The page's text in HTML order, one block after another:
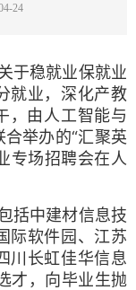
24
于稳就业保就业
就业，深化产教
，由人工智能与
举办的“汇聚英
专场招聘会在人
括中建材信息技
际软件园、江苏
川长虹佳华信息
才，向毕业生抛